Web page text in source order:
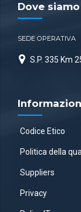
Dove siamo
SEDE OPERATIVA
S.P. 335 Km
Codice Etico
Politica della
Suppliers
Privacy